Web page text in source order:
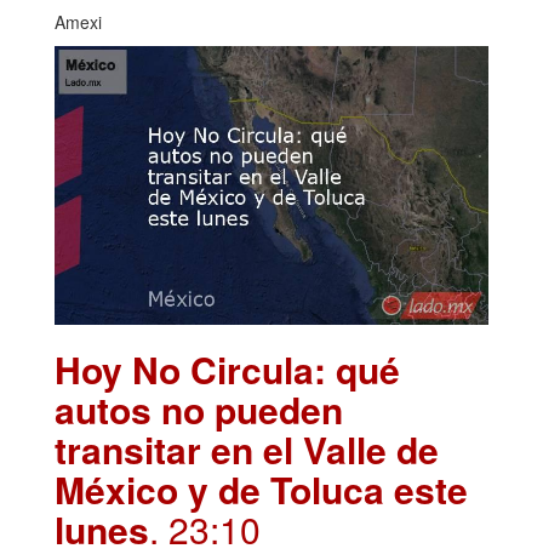
Amexi
Hoy No Circula: qué
autos no pueden
transitar en el Valle de
México y de Toluca este
lunes. 23:10